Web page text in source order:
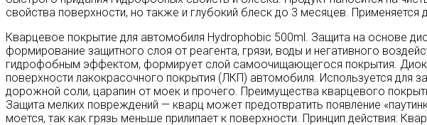
яркий
Диоксид
кремния
(CiO2).
свойства поверхности, но также и глубокий блеск до 3 месяцев. Применяется
Кварцевое покрытие для автомобиля Hydrophobic 500ml. Защита на основе
формирование защитного слоя от реагента, грязи, воды и негативного
гидрофобным эффектом, формирует слой самоочищающегося покрытия.
поверхности лакокрасочного покрытия (ЛКП) автомобиля. Используется для
дорожной соли, царапин от моек и прочего. Преимущества кварцевого
Защита мелких повреждений — кварц может предотвратить появление
моется, так как грязь меньше прилипает к поверхности. Принцип действия: